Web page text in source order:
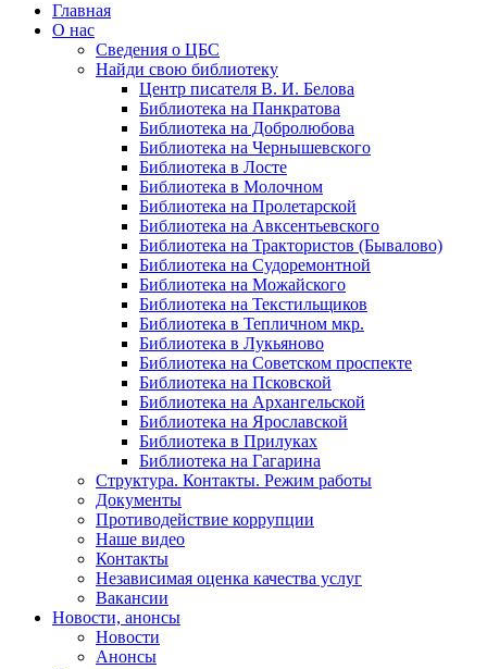
Главная
О нас
Сведения о ЦБС
Найди свою библиотеку
Центр писателя В. И. Белова
Библиотека на Панкратова
Библиотека на Добролюбова
Библиотека на Чернышевского
Библиотека в Лосте
Библиотека в Молочном
Библиотека на Пролетарской
Библиотека на Авксентьевского
Библиотека на Трактористов (Бывалово)
Библиотека на Судоремонтной
Библиотека на Можайского
Библиотека на Текстильщиков
Библиотека в Тепличном мкр.
Библиотека в Лукьяново
Библиотека на Советском проспекте
Библиотека на Псковской
Библиотека на Архангельской
Библиотека на Ярославской
Библиотека в Прилуках
Библиотека на Гагарина
Структура. Контакты. Режим работы
Документы
Противодействие коррупции
Наше видео
Контакты
Независимая оценка качества услуг
Вакансии
Новости, анонсы
Новости
Анонсы